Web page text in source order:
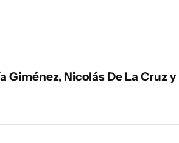
Giménez, Nicolás De La Cruz y